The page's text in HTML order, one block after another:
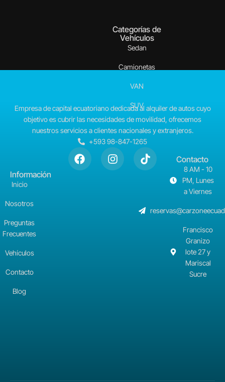
Empresa de capital ecuatoriano dedicada al alquiler de autos cuyo
objetivo es cubrir las necesidades de movilidad, ofrecemos
nuestros servicios a clientes nacionales y extranjeros.
+593 98-847-1265
Información
Inicio
Nosotros
Preguntas
Frecuentes
Vehículos
Contacto
Blog
Categorías de
Vehículos
Sedan
Camionetas
VAN
SUV
Contacto
8 AM - 10
PM, Lunes
a Viernes
Francisco
Granizo
lote 27 y
Mariscal
Sucre